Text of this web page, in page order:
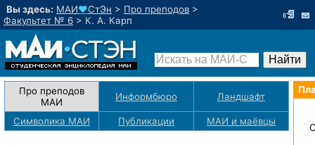
Вы здесь: МАИ♥СтЭн > Про преподов >
Факультет № 6 > К. А. Карп
Про преподов
МАИ
Информбюро Ландшафт
Символика МАИ Публикации МАИ и маёвцы